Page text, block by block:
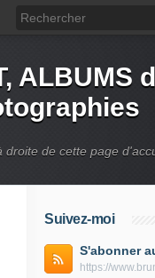
ALBUMS
droite de cette page
Suivez-moi
S'abonner
https://